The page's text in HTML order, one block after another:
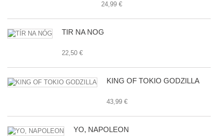
24,99 €
TÍR NA NÓG
22,50 €
KING OF TOKIO GODZILLA
43,99 €
YO, NAPOLEON